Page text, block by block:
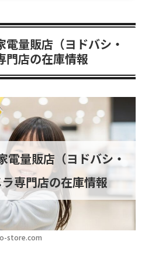
量販店（ヨドバシ・
門店の在庫情報
store.com
電量販店（ヨドバシ・
専門店の在庫情報